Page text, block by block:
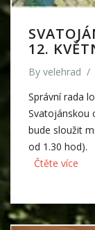
12.
By velehrad /
Správní rada
Svatojánskou
bude sloužit
od 1.30 hod).
Čtěte více